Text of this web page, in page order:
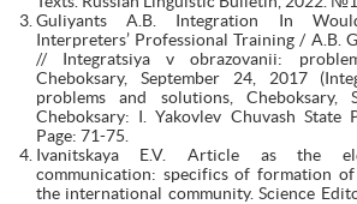
Guliyants A.B. Integration In
Interpreters’ Professional Training / A.B.
// Integratsiya v obrazovanii:
Cheboksary, September 24, 2017
problems and solutions, Cheboksary,
Cheboksary: I. Yakovlev Chuvash State
Page: 71-75.
Ivanitskaya E.V. Article as the
communication: specifics of formation
the international community. Science